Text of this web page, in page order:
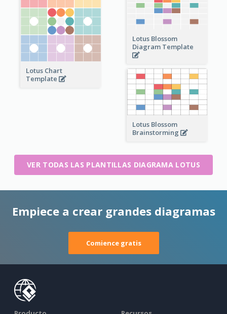
Lotus Chart
Template
Lotus Blossom
Diagram Template
Lotus Blossom
Brainstorming
VER TODAS LAS PLANTILLAS DIAGRAMA LOTUS
Empiece a crear grandes diagramas
Comience gratis